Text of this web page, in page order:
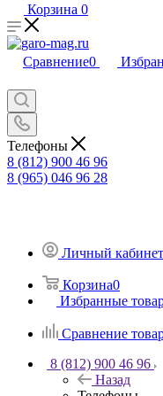
Корзина 0
Сравнение0
Телефоны
8 (812) 900 46 96
8 (965) 046 96 28
Личный кабинет
Корзина0
Избранные
Сравнение
8 (812) 900 46 96
Назад